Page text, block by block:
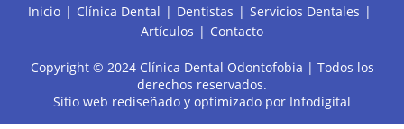
Inicio Clínica Dental Dentistas
Servicios Dentales
Artículos
Contacto
Copyright © 2024 Clínica Dental Odontofobia | Todos los
derechos reservados.
Sitio web rediseñado y optimizado por Infodigital